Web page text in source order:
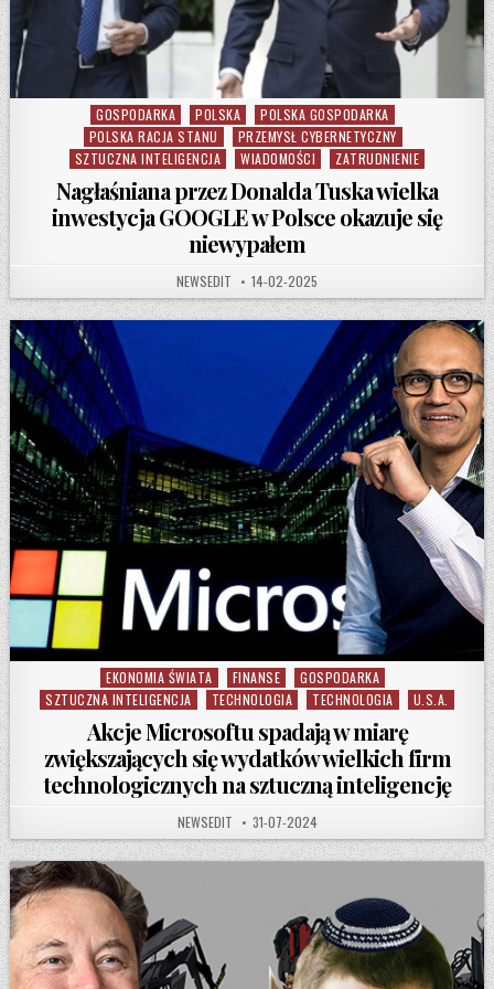
Posted in
GOSPODARKA POLSKA
POLSKA GOSPODARKA
POLSKA RACJA STANU
PRZEMYSŁ CYBERNETYCZNY
SZTUCZNA INTELIGENCJA
WIADOMOŚCI ZATRUDNIENIE
Nagłaśniana przez Donalda Tuska wielka
inwestycja GOOGLE w Polsce okazuje się
niewypałem
AUTHOR:
NEWSEDIT PUBLISHED DATE:
14-02-2025
Posted in
EKONOMIA ŚWIATA FINANSE
GOSPODARKA
SZTUCZNA INTELIGENCJA
TECHNOLOGIA TECHNOLOGIA U.S.A.
Akcje Microsoftu spadają w miarę
zwiększających się wydatków wielkich firm
technologicznych na sztuczną inteligencję
AUTHOR:
NEWSEDIT PUBLISHED DATE:
31-07-2024